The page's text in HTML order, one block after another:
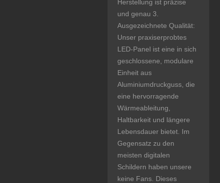
Herstellung ist präzise
und genau 3.
Ausgezeichnete Qualität:
Unser praxiserprobtes
LED-Panel ist eine in sich
geschlossene, modulare
Einheit aus
Aluminiumdruckguss, die
eine hervorragende
Wärmeableitung,
Haltbarkeit und längere
Lebensdauer bietet. Im
Gegensatz zu den
meisten digitalen
Schildern haben unsere
keine Fans. Dieses